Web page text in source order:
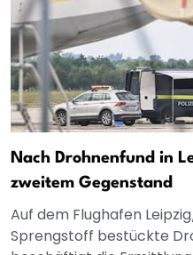
Nach Drohnenfund in
zweitem Gegenstand
Auf dem Flughafen
Sprengstoff bestückte